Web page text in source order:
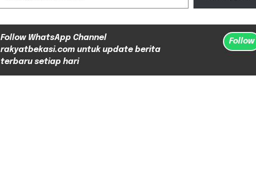
Follow WhatsApp Channel
rakyatbekasi.com untuk update berita
terbaru setiap hari
Follow